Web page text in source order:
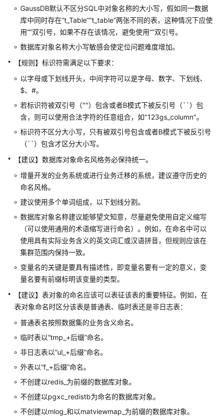
式
_V2.0-
10.x）
开
发
指
南
（分
布
式
_V2.0-
8.x）
开
发
指
（集
中
式
_V2.0-
8.x）
开
发
指
南
布
式
_V2.0-
3.x）
数
据
库
系
GaussDB默认不区分SQL中对象名称的大小写，假如同一数据
库中同时存在“t_Table”“t_table”两张不同的表，这种情况下应使
用“”双引号，如果不存在该情况，避免使用“”双引号。
数据库对象名称大小写敏感会使定位问题难度增加。
【规则】标识符需满足以下要求：
以字母或下划线开头，中间字符可以是字母、数字、下划线、
$、#。
若标识符被双引号（""）包含或者B模式下被反引号（``）包
含，则可以使用合法字符的任意组合，如"123gs_column"。
标识符不区分大小写，只有被双引号包含或者B模式下被反引号
（``）包含才区分大小写。
【建议】数据库对象命名风格务必保持统一。
增量开发的业务系统或进行业务迁移的系统，建议遵守历史的
命名风格。
建议使用多个单词组成，以下划线分割。
数据库对象名称建议能够望文知意，尽量避免使用自定义缩写
（可以使用通用的术语缩写进行命名）。例如，在命名中可以
使用具有实际业务含义的英文词汇或汉语拼音，但规则应该在
集群范围内保持一致。
变量名的关键是要具有描述性，即变量名要有一定的意义，变
量名要有前缀标明该变量的类型。
【建议】表对象的命名应该可以表征该表的重要特征。例如，在
表对象命名时区分该表是普通表、临时表还是非日志表：
普通表名按照数据集的业务含义命名。
临时表以“tmp_+后缀”命名。
非日志表以“ul_+后缀”命名。
外表以“f_+后缀”命名。
不创建以redis_为前缀的数据库对象。
不创建以pgxc_redistb为命名的数据库对象。
不创建以mlog_和以matviewmap_为前缀的数据库对象。